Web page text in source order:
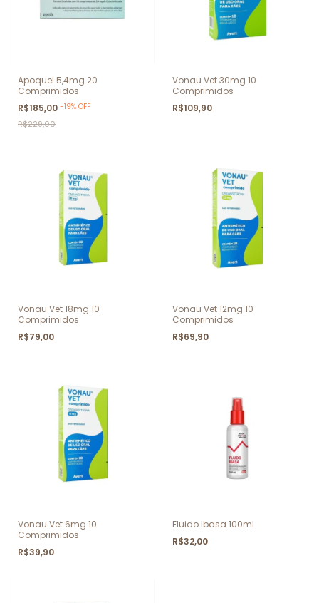
Apoquel 5,4mg 20
Comprimidos
R$185,00 -19% OFF
R$229,00
Vonau Vet 30mg 10
Comprimidos
R$109,90
Vonau Vet 18mg 10
Comprimidos
R$79,00
Vonau Vet 12mg 10
Comprimidos
R$69,90
Vonau Vet 6mg 10
Comprimidos
R$39,90
Fluido Ibasa 100ml
R$32,00